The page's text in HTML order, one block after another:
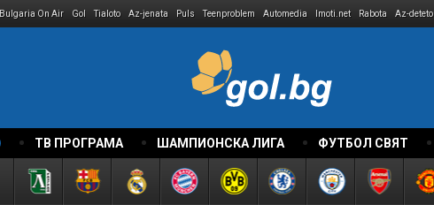
Bulgaria On Air Gol Tialoto Az-jenata Puls Teenproblem Automedia Imoti.net Rabota Az-deteto
ТВ ПРОГРАМА ШАМПИОНСКА ЛИГА ФУТБОЛ СВЯТ